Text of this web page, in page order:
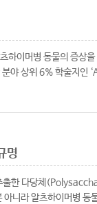
하이머병 동물의 증상
야 상위 6% 학술지
명
출한 다당체
니라 알츠하이머병 동